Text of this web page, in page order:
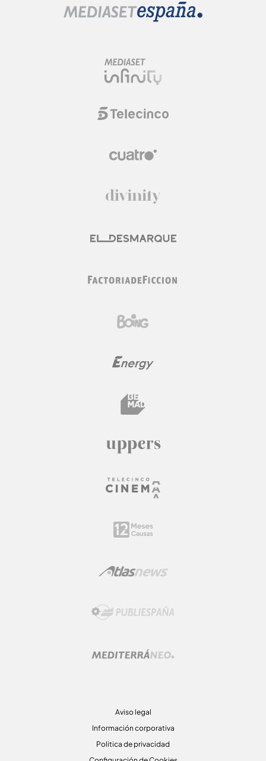
Aviso legal
Información corporativa
Politica de privacidad